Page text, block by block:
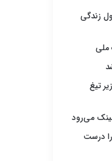
زندگی
ملی
زیر تیغ
را درست